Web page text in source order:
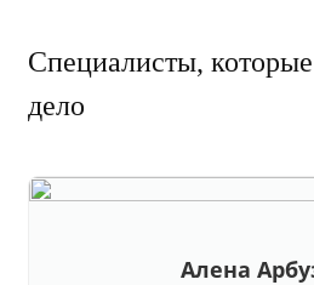
Специалисты,
дело
Алена